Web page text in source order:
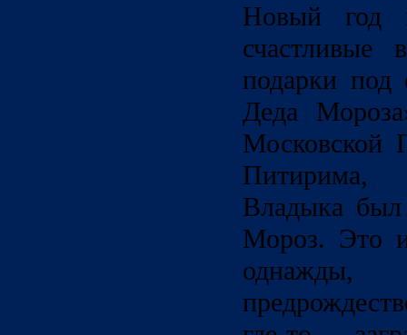
Новый год
счастливые
подарки под
Деда
Московской
Питирима,
Владыка
Мороз. Это